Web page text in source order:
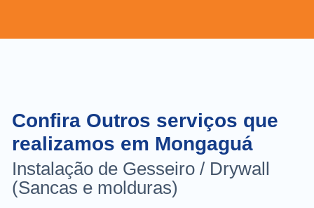
Confira Outros serviços que
realizamos em Mongaguá
Instalação de Gesseiro / Drywall
(Sancas e molduras)